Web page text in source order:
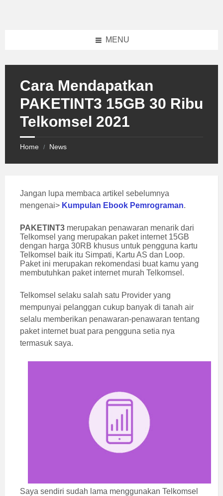
MENU
Cara Mendapatkan
PAKETINT3 15GB 30 Ribu
Telkomsel 2021
Home / News
Jangan lupa membaca artikel sebelumnya
mengenai> Kumpulan Ebook Pemrograman.
PAKETINT3 merupakan penawaran menarik dari
Telkomsel yang merupakan paket internet 15GB
dengan harga 30RB khusus untuk pengguna kartu
Telkomsel baik itu Simpati, Kartu AS dan Loop.
Paket ini merupakan rekomendasi buat kamu yang
membutuhkan paket internet murah Telkomsel.
Telkomsel selaku salah satu Provider yang
mempunyai pelanggan cukup banyak di tanah air
selalu memberikan penawaran-penawaran tentang
paket internet buat para pengguna setia nya
termasuk saya.
Saya sendiri sudah lama menggunakan Telkomsel